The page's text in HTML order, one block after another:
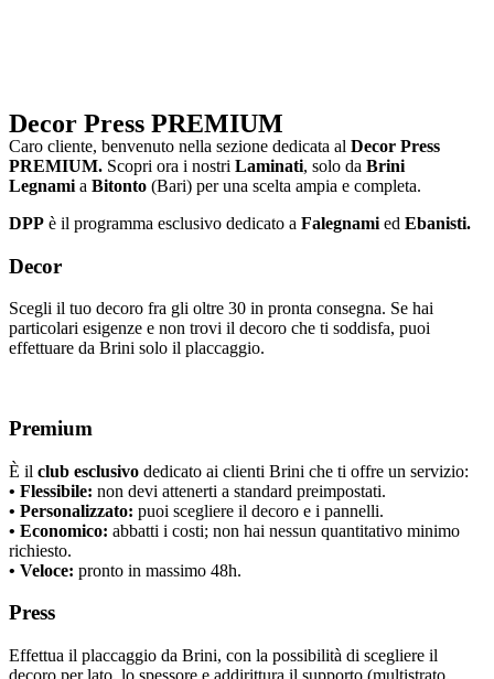
Decor Press PREMIUM
Caro cliente, benvenuto nella sezione dedicata al Decor Press
PREMIUM. Scopri ora i nostri Laminati, solo da Brini
Legnami a Bitonto (Bari) per una scelta ampia e completa.
DPP è il programma esclusivo dedicato a Falegnami ed Ebanisti.
Decor
Scegli il tuo decoro fra gli oltre 30 in pronta consegna. Se hai
particolari esigenze e non trovi il decoro che ti soddisfa, puoi
effettuare da Brini solo il placcaggio.
Premium
È il club esclusivo dedicato ai clienti Brini che ti offre un servizio:
• Flessibile: non devi attenerti a standard preimpostati.
• Personalizzato: puoi scegliere il decoro e i pannelli.
• Economico: abbatti i costi; non hai nessun quantitativo minimo
richiesto.
• Veloce: pronto in massimo 48h.
Press
Effettua il placcaggio da Brini, con la possibilità di scegliere il